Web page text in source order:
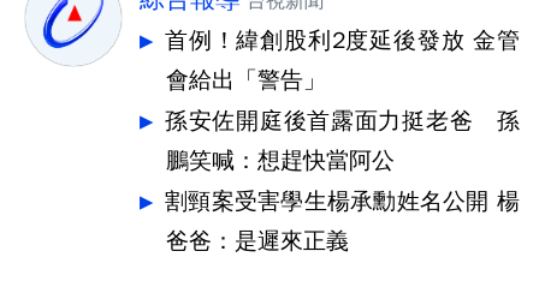
首例！緯創股利2度延後發放 金管
會給出「警告」
孫安佐開庭後首露面力挺老爸 孫
鵬笑喊：想趕快當阿公
割頸案受害學生楊承勳姓名公開 楊
爸爸：是遲來正義